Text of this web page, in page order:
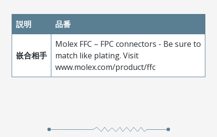
説明 品番
嵌合相手
Molex FFC – FPC connectors - Be sure to
match like plating. Visit
www.molex.com/product/ffc